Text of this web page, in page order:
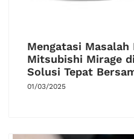
Mengatasi Masalah
Mitsubishi Mirage
Solusi Tepat
01/03/2025